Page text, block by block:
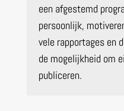
een afgestemd
persoonlijk,
vele rapportages en
de mogelijkheid om
publiceren.